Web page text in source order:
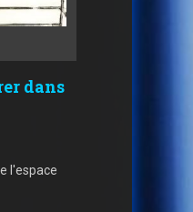
dans
l'espace